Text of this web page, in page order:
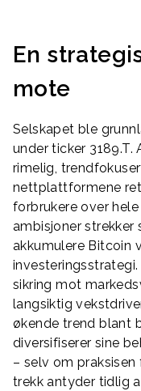
En
mote
Selskapet ble
under ticker 3189.T.
rimelig,
nettplattformene
forbrukere over
ambisjoner strekker
akkumulere Bitcoin
sikring mot
langsiktig
økende trend blant
diversifiserer sine
– selv om
trekk antyder tidlig